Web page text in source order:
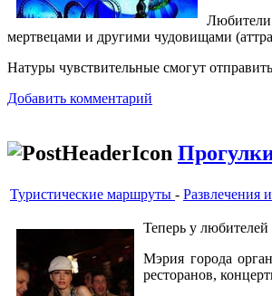
Любители
мертвецами и другими чудовищами
Натуры чувствительные смогут
Добавить комментарий
Туристические маршруты - Развлечения
Теперь у
Мэрия города
ресторанов,